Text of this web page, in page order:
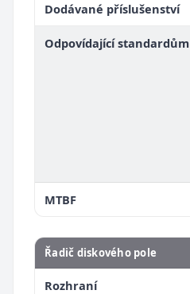
Dodávané příslušenství
Odpovídající standardům
MTBF
Řadič diskového pole
Rozhraní